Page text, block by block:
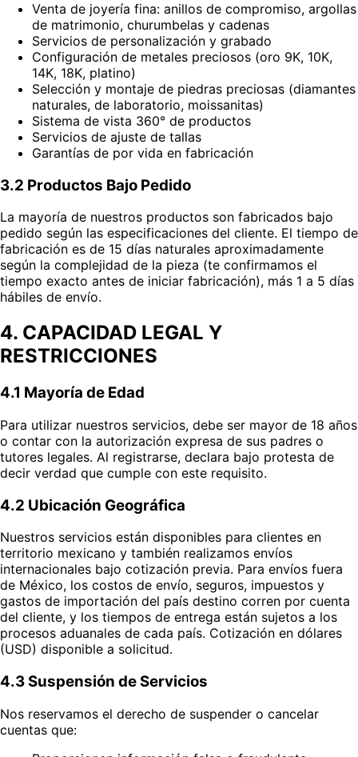
Venta de joyería fina: anillos de compromiso, argollas
de matrimonio, churumbelas y cadenas
Servicios de personalización y grabado
Configuración de metales preciosos (oro 9K, 10K,
14K, 18K, platino)
Selección y montaje de piedras preciosas (diamantes
naturales, de laboratorio, moissanitas)
Sistema de vista 360° de productos
Servicios de ajuste de tallas
Garantías de por vida en fabricación
3.2 Productos Bajo Pedido
La mayoría de nuestros productos son fabricados bajo
pedido según las especificaciones del cliente. El tiempo de
fabricación es de 15 días naturales aproximadamente
según la complejidad de la pieza (te confirmamos el
tiempo exacto antes de iniciar fabricación), más 1 a 5 días
hábiles de envío.
4. CAPACIDAD LEGAL Y
RESTRICCIONES
4.1 Mayoría de Edad
Para utilizar nuestros servicios, debe ser mayor de 18 años
o contar con la autorización expresa de sus padres o
tutores legales. Al registrarse, declara bajo protesta de
decir verdad que cumple con este requisito.
4.2 Ubicación Geográfica
Nuestros servicios están disponibles para clientes en
territorio mexicano y también realizamos envíos
internacionales bajo cotización previa. Para envíos fuera
de México, los costos de envío, seguros, impuestos y
gastos de importación del país destino corren por cuenta
del cliente, y los tiempos de entrega están sujetos a los
procesos aduanales de cada país. Cotización en dólares
(USD) disponible a solicitud.
4.3 Suspensión de Servicios
Nos reservamos el derecho de suspender o cancelar
cuentas que: